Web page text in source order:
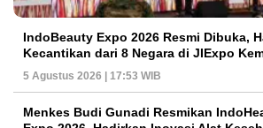
IndoBeauty Expo 2026 Resmi Dibuka,
Kecantikan dari 8 Negara di JIExpo
5 Agustus 2026 | 17:53 WIB
Menkes Budi Gunadi Resmikan